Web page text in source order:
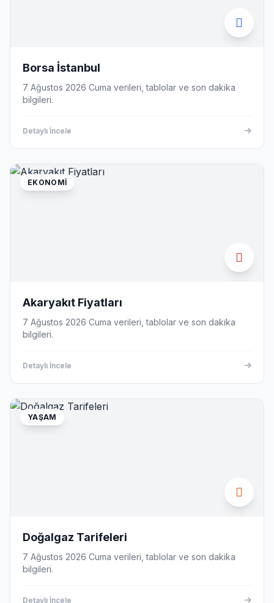
Borsa İstanbul
7 Ağustos 2026 Cuma verileri, tablolar ve son dakika
bilgileri.
Detaylı İncele
EKONOMI
Akaryakıt Fiyatları
7 Ağustos 2026 Cuma verileri, tablolar ve son dakika
bilgileri.
Detaylı İncele
YAŞAM
Doğalgaz Tarifeleri
7 Ağustos 2026 Cuma verileri, tablolar ve son dakika
bilgileri.
Detaylı İncele